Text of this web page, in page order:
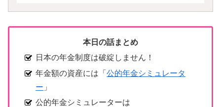
本日の話まとめ
日本の年金制度は破綻しません！
年金額の資産には「公的年金シミュレータ
ー 」
公的年金シミュレーターは